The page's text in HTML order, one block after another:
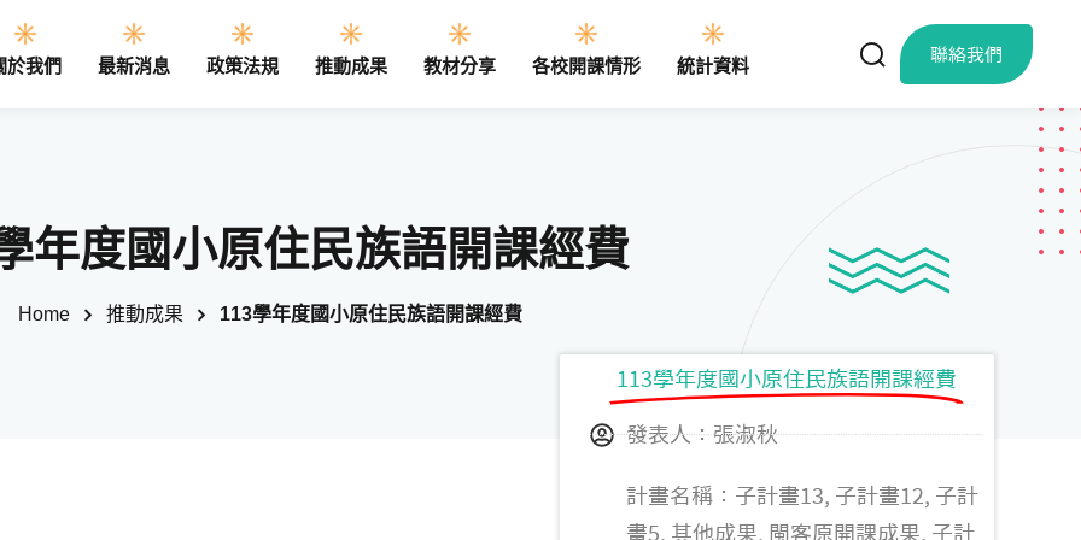
於我們 最新消息 政策法規 推動成果 教材分享 各校開課情形 統計資料 聯絡我們
年度國小原住民族語開課經費
Home 推動成果 113學年度國小原住民族語開課經費
113學年度國小原住民族語開課經費
發表人：張淑秋
計畫名稱：子計畫13, 子計畫12, 子計
畫5, 其他成果, 閩客原開課成果, 子計
Sign in